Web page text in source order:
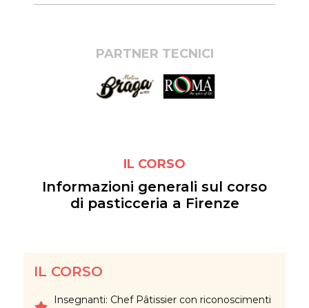
PARTNER TECNICI
IL CORSO
Informazioni generali sul corso
di pasticceria a Firenze
IL CORSO
Insegnanti: Chef Pâtissier con riconoscimenti